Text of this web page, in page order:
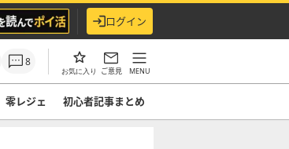
ログイン
8
お気に入り ご意見 MENU
零レジェ 初心者記事まとめ